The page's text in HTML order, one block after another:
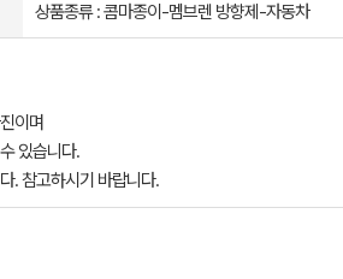
상품종류 : 콤마종이-멤브렌 방향제-자동차
이며
있습니다.
. 참고하시기 바랍니다.